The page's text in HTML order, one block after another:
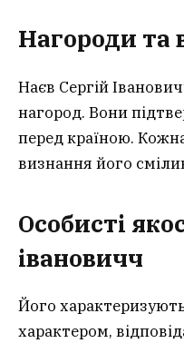
Нагороди та
Наєв Сергій
нагород. Вони
перед країною.
визнання його
Особисті
івановичч
Його
характером,